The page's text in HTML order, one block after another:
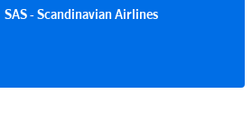
SAS - Scandinavian Airlines